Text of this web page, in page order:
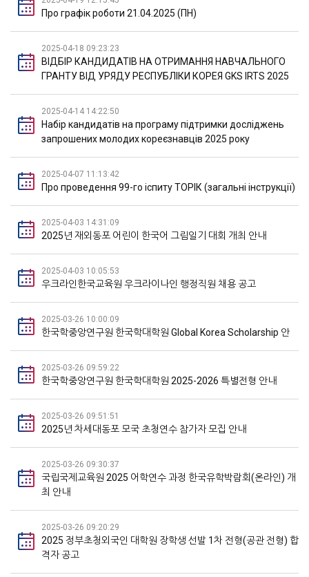
Про графік роботи 21.04.2025 (ПН)
2025-04-18 09:23:23
ВІДБІР КАНДИДАТІВ НА ОТРИМАННЯ НАВЧАЛЬНОГО
ГРАНТУ ВІД УРЯДУ РЕСПУБЛІКИ КОРЕЯ GKS IRTS 2025
2025-04-14 14:22:50
Набір кандидатів на програму підтримки досліджень
запрошених молодих кореєзнавців 2025 року
2025-04-07 11:13:42
Про проведення 99-го іспиту ТОРІК (загальні інструкції)
2025-04-03 14:31:09
2025년 재외동포 어린이 한국어 그림일기 대회 개최 안내
2025-04-03 10:05:53
우크라인한국교육원 우크라이나인 행정직원 채용 공고
2025-03-26 10:00:09
한국학중앙연구원 한국학대학원 Global Korea Scholarship 안
2025-03-26 09:59:22
한국학중앙연구원 한국학대학원 2025-2026 특별전형 안내
2025-03-26 09:51:51
2025년 차세대동포 모국 초청연수 참가자 모집 안내
2025-03-26 09:30:37
국립국제교육원 2025 어학연수 과정 한국유학박람회(온라인) 개
최 안내
2025-03-26 09:20:29
2025 정부초청외국인 대학원 장학생 선발 1차 전형(공관 전형) 합
격자 공고